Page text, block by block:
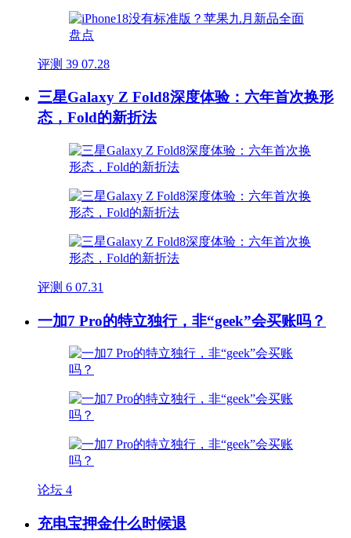
评测 39 07.28
三星Galaxy Z Fold8深度体验：六年首次换形
态，Fold的新折法
评测 6 07.31
一加7 Pro的特立独行，非“geek”会买账吗？
论坛 4
充电宝押金什么时候退